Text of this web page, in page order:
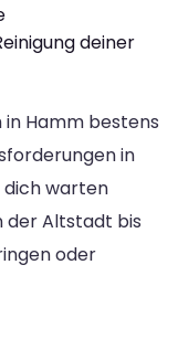
deiner
Hamm bestens
in
dich warten
der Altstadt bis
oder